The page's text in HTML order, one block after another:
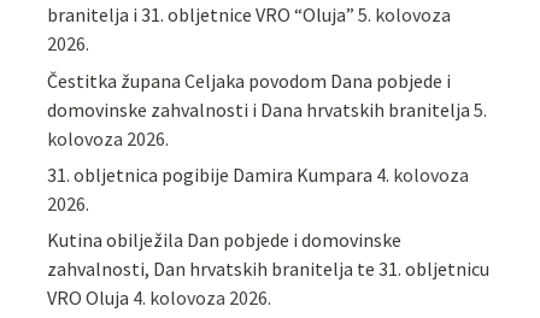
branitelja i 31. obljetnice VRO “Oluja” 5. kolovoza
2026.
Čestitka župana Celjaka povodom Dana pobjede i
domovinske zahvalnosti i Dana hrvatskih branitelja 5.
kolovoza 2026.
31. obljetnica pogibije Damira Kumpara 4. kolovoza
2026.
Kutina obilježila Dan pobjede i domovinske
zahvalnosti, Dan hrvatskih branitelja te 31. obljetnicu
VRO Oluja 4. kolovoza 2026.